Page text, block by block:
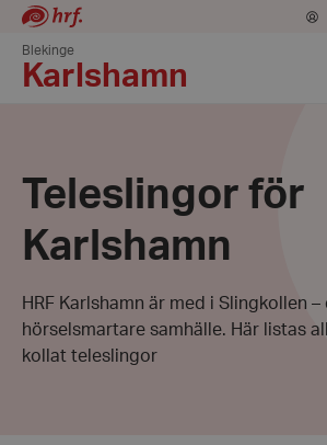
Blekinge
Karlshamn
Teleslingor för
Karlshamn
HRF Karlshamn är med i Slingkollen
hörselsmartare samhälle. Här listas
kollat teleslingor